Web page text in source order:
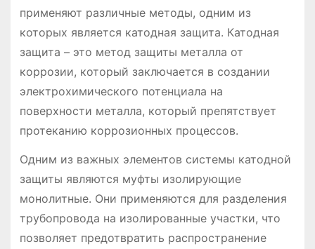
применяют различные методы, одним из
которых является катодная защита. Катодная
защита – это метод защиты металла от
коррозии, который заключается в создании
электрохимического потенциала на
поверхности металла, который препятствует
протеканию коррозионных процессов.
Одним из важных элементов системы катодной
защиты являются муфты изолирующие
монолитные. Они применяются для разделения
трубопровода на изолированные участки, что
позволяет предотвратить распространение